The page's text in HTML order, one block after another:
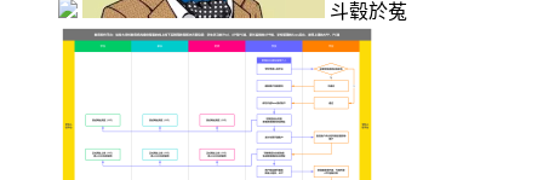
斗毂於菟